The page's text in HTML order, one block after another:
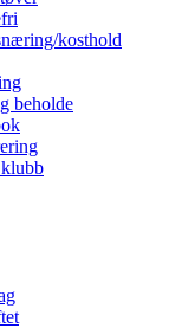
kosthold
beholde